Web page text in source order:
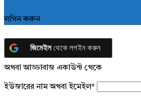
লগিন করুন
জিমেইলথেকে লগইন করুন
অথবা আড্ডাবাজ একাউন্ট থেকে
ইউজারের নাম অথবা ইমেইল*